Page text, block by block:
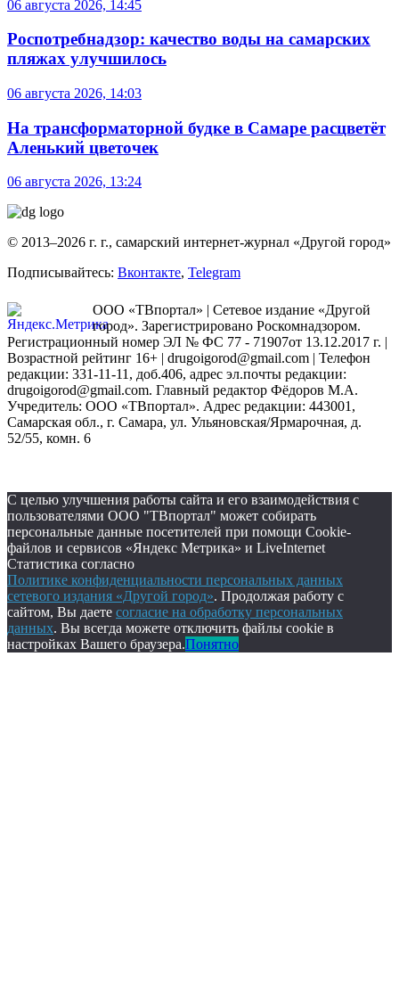
06 августа 2026, 14:45
Роспотребнадзор: качество воды на самарских
пляжах улучшилось
06 августа 2026, 14:03
На трансформаторной будке в Самаре расцветёт
Аленький цветочек
06 августа 2026, 13:24
© 2013–2026 г. г., самарский интернет-журнал «Другой город»
Подписывайтесь: Вконтакте, Telegram
ООО «ТВпортал» | Сетевое издание «Другой
город». Зарегистрировано Роскомнадзором.
Регистрационный номер ЭЛ № ФС 77 - 71907от 13.12.2017 г. |
Возрастной рейтинг 16+ | drugoigorod@gmail.com | Телефон
редакции: 331-11-11, доб.406, адрес эл.почты редакции:
drugoigorod@gmail.com. Главный редактор Фёдоров М.А.
Учредитель: ООО «ТВпортал». Адрес редакции: 443001,
Самарская обл., г. Самара, ул. Ульяновская/Ярмарочная, д.
52/55, комн. 6
С целью улучшения работы сайта и его взаимодействия с
пользователями ООО "ТВпортал" может собирать
персональные данные посетителей при помощи Cookie-
файлов и сервисов «Яндекс Метрика» и LiveInternet
Статистика согласно
Политике конфиденциальности персональных данных
сетевого издания «Другой город». Продолжая работу с
сайтом, Вы даете согласие на обработку персональных
данных. Вы всегда можете отключить файлы cookie в
настройках Вашего браузера.Понятно